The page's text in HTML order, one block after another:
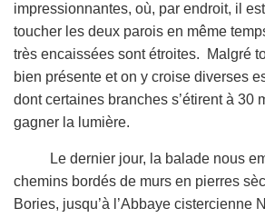
impressionnantes, où, par endroit, il
toucher les deux parois en même
très encaissées sont étroites. Malgré
bien présente et on y croise diverses
dont certaines branches s’étirent à 30
gagner la lumière.
Le dernier jour, la balade nous
chemins bordés de murs en pierres
Bories, jusqu’à l’Abbaye cistercienne